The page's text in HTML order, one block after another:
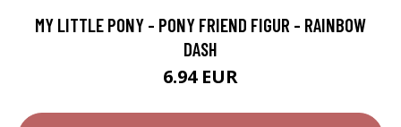
MY LITTLE PONY - PONY FRIEND FIGUR - RAINBOW
DASH
6.94 EUR